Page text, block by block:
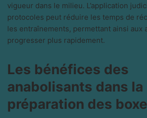
vigueur dans le milieu. L’application
protocoles peut réduire les temps de
les entraînements, permettant ainsi aux
progresser plus rapidement.
Les bénéfices des
anabolisants dans la
préparation des